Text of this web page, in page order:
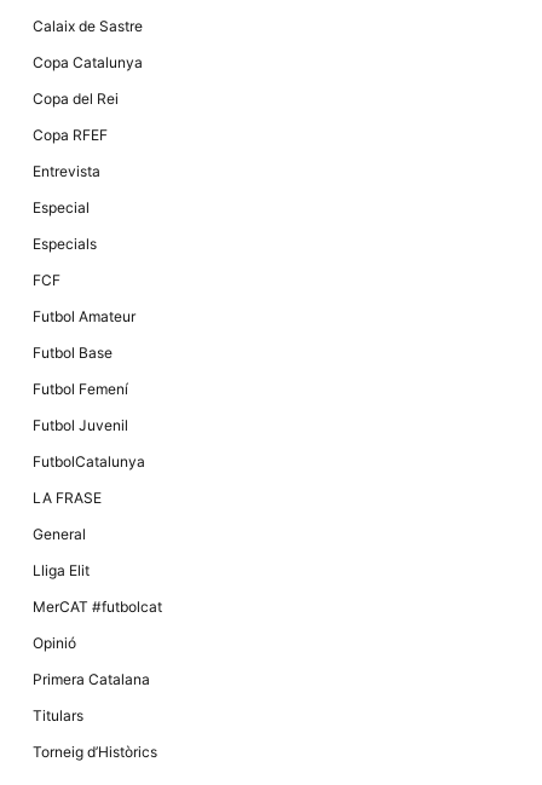
Calaix de Sastre
Copa Catalunya
Copa del Rei
Copa RFEF
Entrevista
Especial
Especials
FCF
Futbol Amateur
Futbol Base
Futbol Femení
Futbol Juvenil
FutbolCatalunya
LA FRASE
General
Lliga Elit
MerCAT #futbolcat
Opinió
Primera Catalana
Titulars
Torneig d’Històrics